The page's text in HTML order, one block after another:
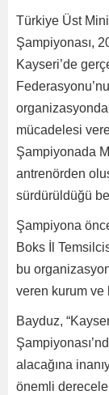
Türkiye Üst
Şampiyonası,
Kayseri’de
mücadelesi
Şampiyonada
antrenörden
sürdürüldüğü
Şampiyona
Boks İl
bu
veren kurum ve
Bayduz,
alacağına
önemli